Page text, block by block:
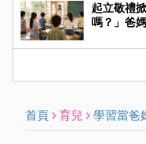
起立敬禮
嗎？」爸
首頁 育兒 學習當爸